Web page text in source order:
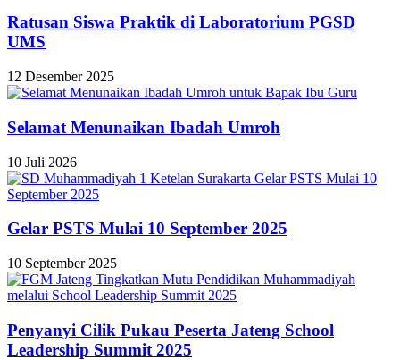
Ratusan Siswa Praktik di Laboratorium PGSD
UMS
12 Desember 2025
Selamat Menunaikan Ibadah Umroh
10 Juli 2026
Gelar PSTS Mulai 10 September 2025
10 September 2025
Penyanyi Cilik Pukau Peserta Jateng School
Leadership Summit 2025